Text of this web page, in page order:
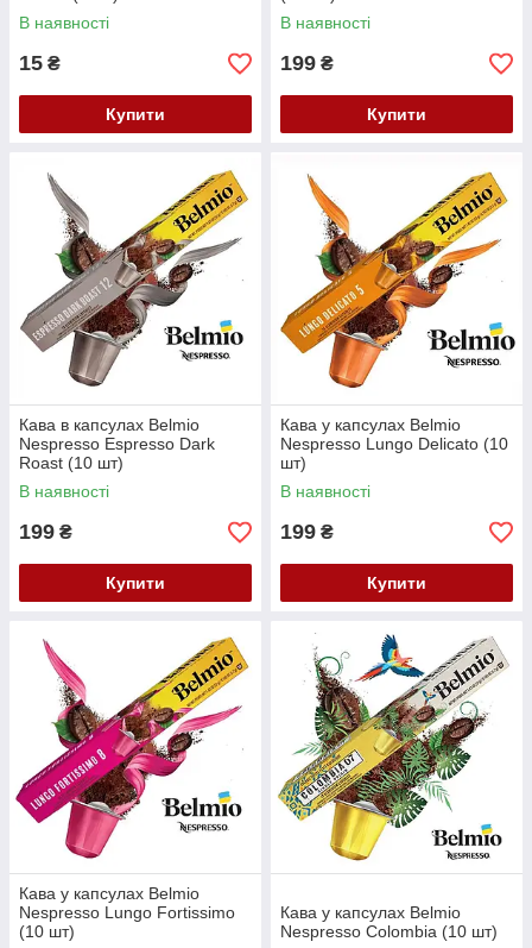
В наявності
15 ₴
Купити
В наявності
199 ₴
Купити
Кава в капсулах Belmio
Nespresso Espresso Dark
Roast (10 шт)
В наявності
199 ₴
Купити
Кава у капсулах Belmio
Nespresso Lungo Delicato (10
шт)
В наявності
199 ₴
Купити
Кава у капсулах Belmio
Nespresso Lungo Fortissimo
(10 шт)
Кава у капсулах Belmio
Nespresso Colombia (10 шт)